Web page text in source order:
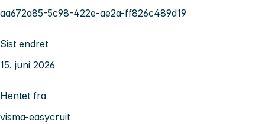
aa672a85-5c98-422e-ae2a-ff826c489d19
Sist endret
15. juni 2026
Hentet fra
visma-easycruit